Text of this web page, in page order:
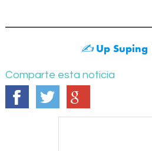
✍️ Up Suping
Comparte esta noticia